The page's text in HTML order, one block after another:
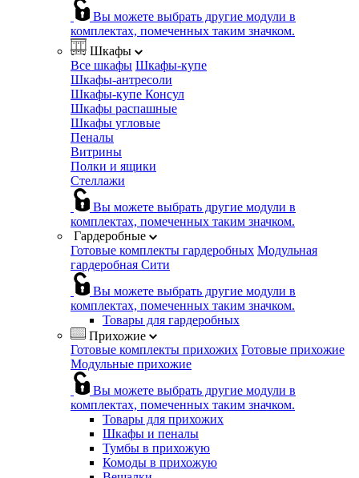
Вы можете выбрать другие модули в
комплектах, помеченных таким значком.
Шкафы
Все шкафы Шкафы-купе
Шкафы-антресоли
Шкафы-купе Консул
Шкафы распашные
Шкафы угловые
Пеналы
Витрины
Полки и ящики
Стеллажи
Вы можете выбрать другие модули в
комплектах, помеченных таким значком.
Гардеробные
Готовые комплекты гардеробных Модульная
гардеробная Сити
Вы можете выбрать другие модули в
комплектах, помеченных таким значком.
Товары для гардеробных
Прихожие
Готовые комплекты прихожих Готовые прихожие
Модульные прихожие
Вы можете выбрать другие модули в
комплектах, помеченных таким значком.
Товары для прихожих
Шкафы и пеналы
Тумбы в прихожую
Комоды в прихожую